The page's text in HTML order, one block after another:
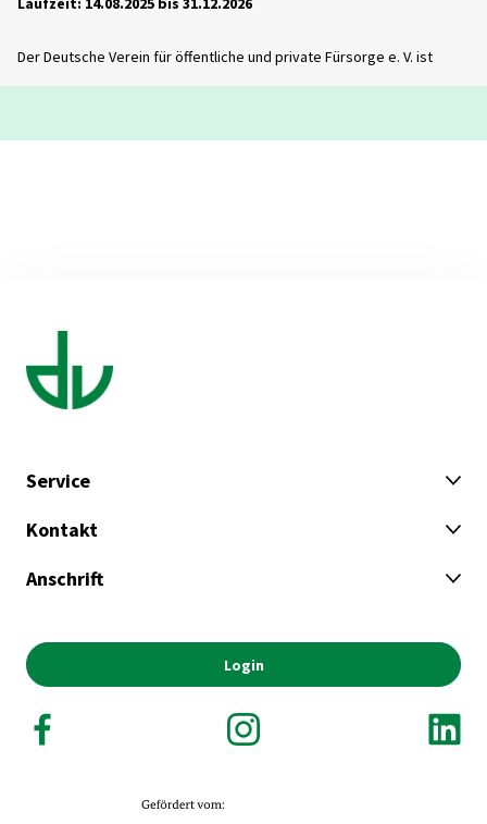
Der Deutsche Verein für öffentliche und private Fürsorge e. V. ist
Service
Kontakt
Anschrift
Login